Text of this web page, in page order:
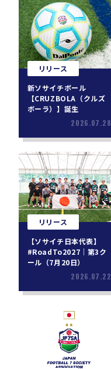
リリース
新ソサイチボール
【CRUZBOLA（クルズ
ボーラ）】誕生
2026.07.28
リリース
【ソサイチ日本代表】
#RoadTo2027｜第3ク
ール（7月20日）
2026.07.22